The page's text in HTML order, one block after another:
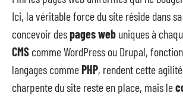
Ici, la véritable force du site réside dans
concevoir despages web uniques à
CMS comme WordPress ou Drupal,
langages commePHP, rendent cette
charpente du site reste en place, mais le